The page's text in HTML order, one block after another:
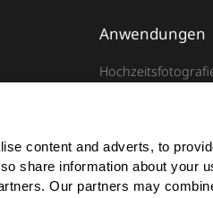
content and adverts, to
share information about your
Our partners may
Anwendungen